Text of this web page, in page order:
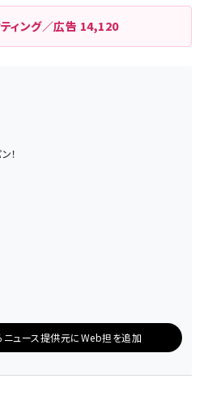
ィング／広告 14,120
！
ニュース提供元にWeb担を追加